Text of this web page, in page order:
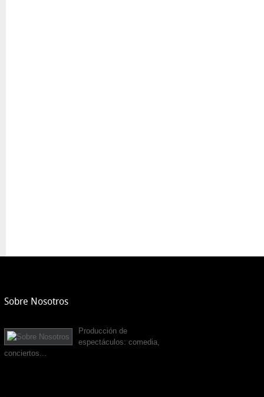
Sobre Nosotros
Producción de
espectáculos: comedia,
conciertos...